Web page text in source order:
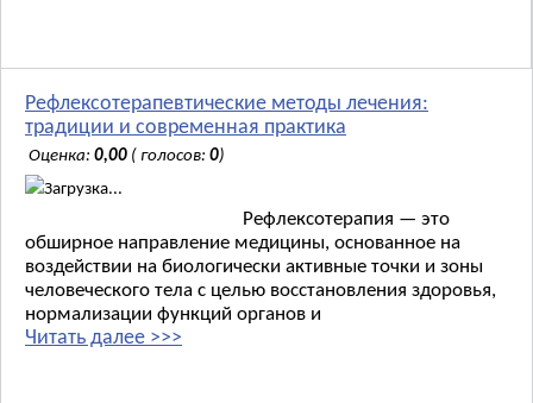
Рефлексотерапевтические методы лечения:
традиции и современная практика
Оценка: 0,00 ( голосов: 0)
Загрузка...
Рефлексотерапия — это
обширное направление медицины, основанное на
воздействии на биологически активные точки и зоны
человеческого тела с целью восстановления здоровья,
нормализации функций органов и
Читать далее >>>